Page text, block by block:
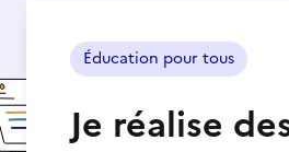
Éducation pour tous
Je réalise